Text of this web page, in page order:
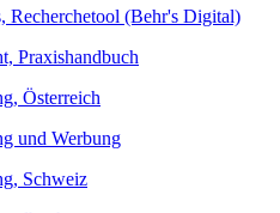
(Behr's Digital)
Praxishandbuch
Österreich
und Werbung
Schweiz